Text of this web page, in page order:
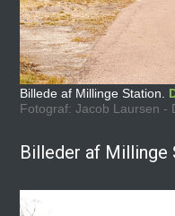
Billede af Millinge Station.
Fotograf: Jacob Laursen -
Billeder af Millinge